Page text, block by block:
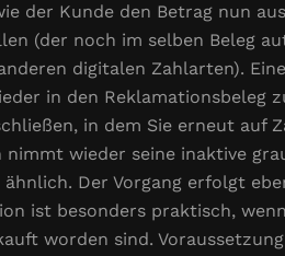
der Kunde den Betrag nun
(der noch im selben Beleg
digitalen Zahlarten).
in den Reklamationsbeleg
in dem Sie erneut auf
wieder seine inaktive
Der Vorgang erfolgt
ist besonders praktisch,
worden sind.